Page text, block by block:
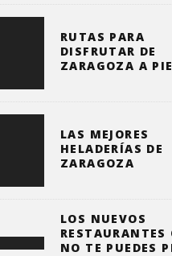
RUTAS PARA
DISFRUTAR DE
ZARAGOZA A PIE
LAS MEJORES
HELADERÍAS DE
ZARAGOZA
LOS NUEVOS
RESTAURANTES
NO TE PUEDES